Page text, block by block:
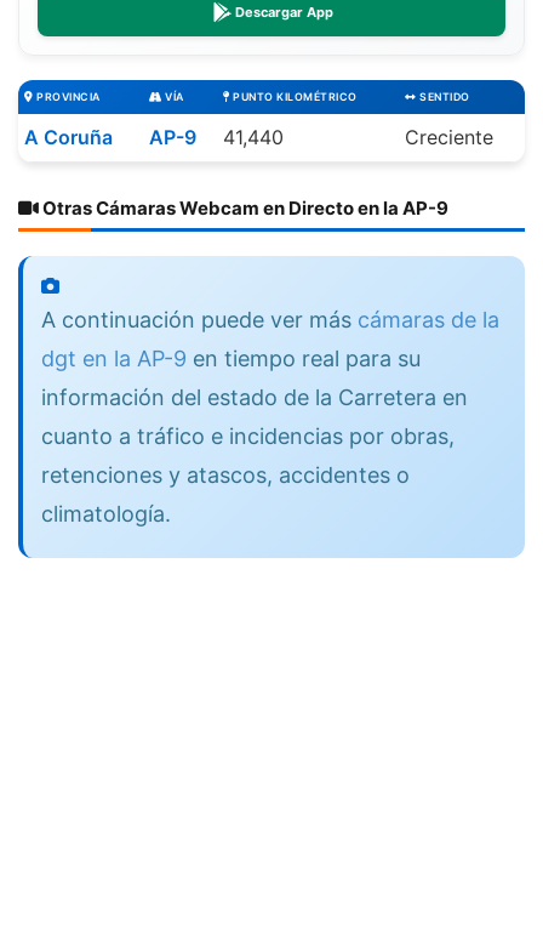
Descargar App
PROVINCIA VÍA PUNTO KILOMÉTRICO SENTIDO
A Coruña AP-9 41,440 Creciente
Otras Cámaras Webcam en Directo en la AP-9
A continuación puede ver más cámaras de la
dgt en la AP-9 en tiempo real para su
información del estado de la Carretera en
cuanto a tráfico e incidencias por obras,
retenciones y atascos, accidentes o
climatología.